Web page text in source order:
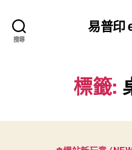
搜尋
易普印
標籤: